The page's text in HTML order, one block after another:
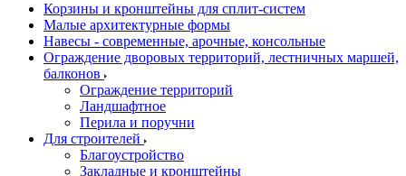
Корзины и кронштейны для сплит-систем
Малые архитектурные формы
Навесы - современные, арочные, консольные
Ограждение дворовых территорий, лестничных маршей,
балконов
Ограждение территорий
Ландшафтное
Перила и поручни
Для строителей
Благоустройство
Закладные и кронштейны